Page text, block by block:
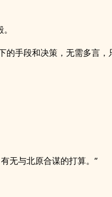
的手段和决策，无需多言，
无与北原合谋的打算。”